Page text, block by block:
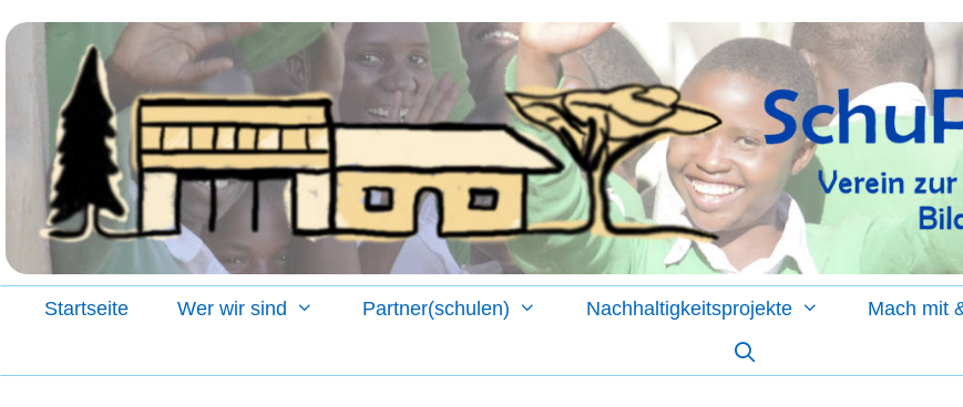
Inhalt
Startseite Wer wir sind Partner(schulen) Nachhaltigkeitsprojekte Mach mit